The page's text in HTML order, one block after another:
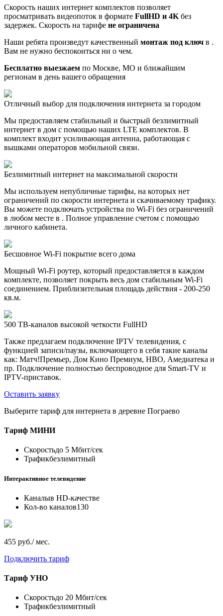
Скорость наших интернет комплектов позволяет
просматривать видеопоток в формате FullHD и 4K без
задержек. Скорость на тарифе не ограничена
Наши ребята произведут качественный монтаж под ключ в .
Вам не нужно беспокоиться ни о чем.
Бесплатно выезжаем по Москве, МО и ближайшим
регионам в день вашего обращения
Отличный выбор для подключения интернета за городом
Мы предоставляем стабильный и быстрый безлимитный
интернет в дом с помощью наших LTE комплектов. В
комплект входит усиливающая антенна, работающая с
вышками операторов мобильной связи.
Безлимитный интернет на максимальной скорости
Мы используем непубличные тарифы, на которых нет
ограничений по скорости интернета и скачиваемому трафику.
Вы можете подключать устройства по Wi-Fi без ограничений
в любом месте в . Полное управление счетом с помощью
личного кабинета.
Бесшовное Wi-Fi покрытие всего дома
Мощный Wi-Fi роутер, который предоставляется в каждом
комплекте, позволяет покрыть весь дом стабильным Wi-Fi
соединением. Приблизительная площадь действия - 200-250
кв.м.
500 ТВ-каналов высокой четкости FullHD
Также предлагаем подключение IPTV телевидения, с
функцией записи/паузы, включающего в себя такие каналы
как: Матч!Премьер, Дом Кино Премиум, HBO, Амедиатека и
пр. Подключение полностью беспроводное для Smart-TV и
IPTV-приставок.
Оставить заявку
Выберите тариф для интернета в деревне Пограево
Тариф МИНИ
Скоростьдо 5 Мбит/сек
Трафикбезлимитный
Интерактивное телевидение
Каналыв HD-качестве
Кол-во каналов130
455 руб./ мес.
Подключить тариф
Тариф УНО
Скоростьдо 20 Мбит/сек
Трафикбезлимитный